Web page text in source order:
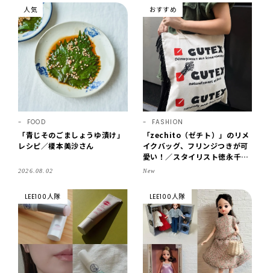
人気
FOOD
「青じそのごましょうゆ漬け」
レシピ／榎本美沙さん
2026.08.02
おすすめ
FASHION
「zechito（ゼチト）」のリメ
イクバッグ、フリンジつきが可
愛い！／スタイリスト徳永千夏
さん【おやこども名品】
New
LEE100人隊 LEE100人隊